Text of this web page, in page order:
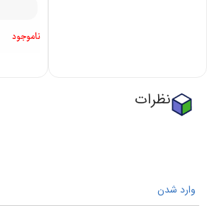
ناموجود
نظرات
وارد شدن